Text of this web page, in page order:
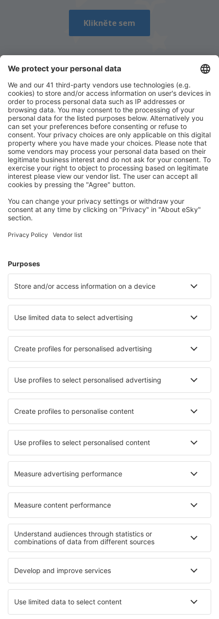
Klikněte sem
Stáhněte si naši aplikacia plánujte své cesty
pohodlně
Naplánujte si cestu
Letenky
Ubytování
Let+Hotel
Hotely
Transfery
Sportovní události
Přečtěte si více
Garance nejnižší ceny
Mobilní aplikace
Letecké společnosti
Ryanair
Wizz Air
easyJet
Lufthansa
O eSky
Všeobecné podmínky
Moje rezervace
Politika ochrany soukromí
Podpora a kontakt